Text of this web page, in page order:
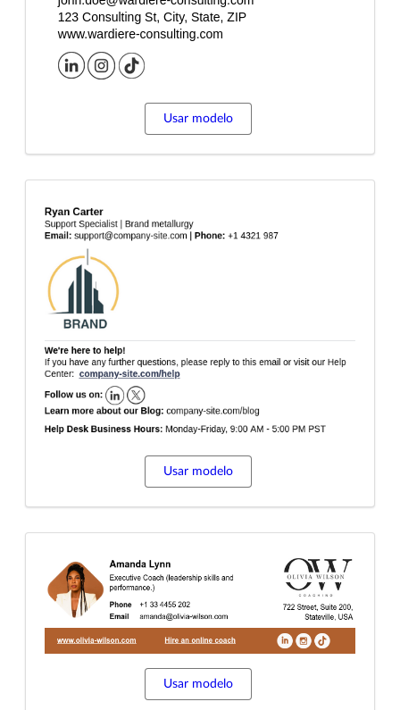
Usar modelo
Usar modelo
Usar modelo